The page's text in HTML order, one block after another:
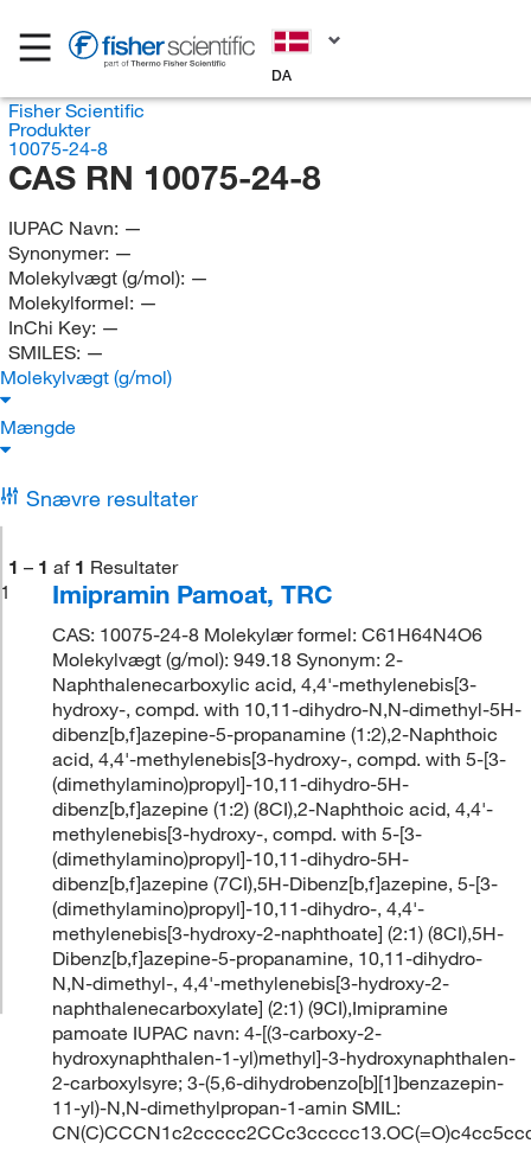
DA
Fisher Scientific
Produkter
10075-24-8
CAS RN 10075-24-8
IUPAC Navn: —
Synonymer: —
Molekylvægt (g/mol): —
Molekylformel: —
InChi Key: —
SMILES: —
Molekylvægt (g/mol)
Mængde
Snævre resultater
1 – 1 af 1 Resultater
1
Imipramin Pamoat, TRC
CAS: 10075-24-8 Molekylær formel: C61H64N4O6
Molekylvægt (g/mol): 949.18 Synonym: 2-
Naphthalenecarboxylic acid, 4,4'-methylenebis[3-
hydroxy-, compd. with 10,11-dihydro-N,N-dimethyl-5H-
dibenz[b,f]azepine-5-propanamine (1:2),2-Naphthoic
acid, 4,4'-methylenebis[3-hydroxy-, compd. with 5-[3-
(dimethylamino)propyl]-10,11-dihydro-5H-
dibenz[b,f]azepine (1:2) (8CI),2-Naphthoic acid, 4,4'-
methylenebis[3-hydroxy-, compd. with 5-[3-
(dimethylamino)propyl]-10,11-dihydro-5H-
dibenz[b,f]azepine (7CI),5H-Dibenz[b,f]azepine, 5-[3-
(dimethylamino)propyl]-10,11-dihydro-, 4,4'-
methylenebis[3-hydroxy-2-naphthoate] (2:1) (8CI),5H-
Dibenz[b,f]azepine-5-propanamine, 10,11-dihydro-
N,N-dimethyl-, 4,4'-methylenebis[3-hydroxy-2-
naphthalenecarboxylate] (2:1) (9CI),Imipramine
pamoate IUPAC navn: 4-[(3-carboxy-2-
hydroxynaphthalen-1-yl)methyl]-3-hydroxynaphthalen-
2-carboxylsyre; 3-(5,6-dihydrobenzo[b][1]benzazepin-
11-yl)-N,N-dimethylpropan-1-amin SMIL: